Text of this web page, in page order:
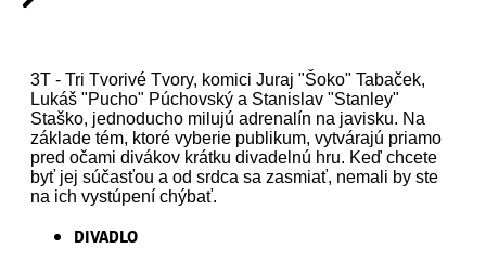
3T - Tri Tvorivé Tvory, komici Juraj "Šoko" Tabaček,
Lukáš "Pucho" Púchovský a Stanislav "Stanley"
Staško, jednoducho milujú adrenalín na javisku. Na
základe tém, ktoré vyberie publikum, vytvárajú priamo
pred očami divákov krátku divadelnú hru. Keď chcete
byť jej súčasťou a od srdca sa zasmiať, nemali by ste
na ich vystúpení chýbať.
DIVADLO